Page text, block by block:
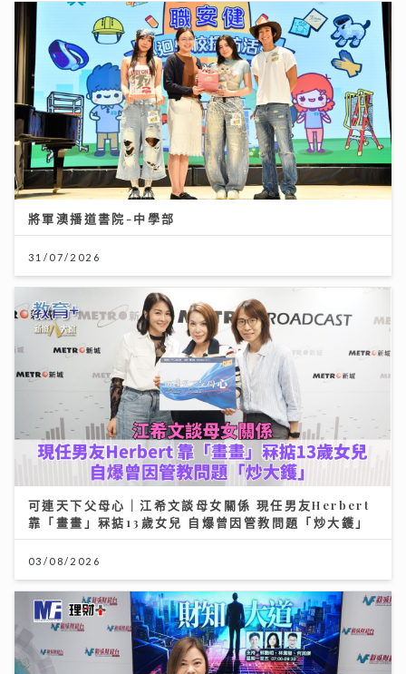
將軍澳播道書院-中學部
31/07/2026
可連天下父母心｜江希文談母女關係 現任男友Herbert
靠「畫畫」冧掂13歲女兒 自爆曾因管教問題「炒大鑊」
03/08/2026